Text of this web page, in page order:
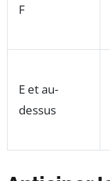
F
E et au-
dessus